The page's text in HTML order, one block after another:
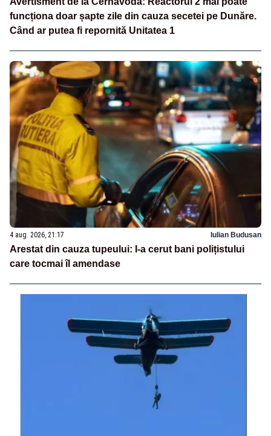
funcționa doar șapte zile din cauza secetei pe Dunăre.
Când ar putea fi repornită Unitatea 1
4 aug. 2026, 21:17 Iulian Budusan
Arestat din cauza tupeului: I-a cerut bani polițistului
care tocmai îl amendase